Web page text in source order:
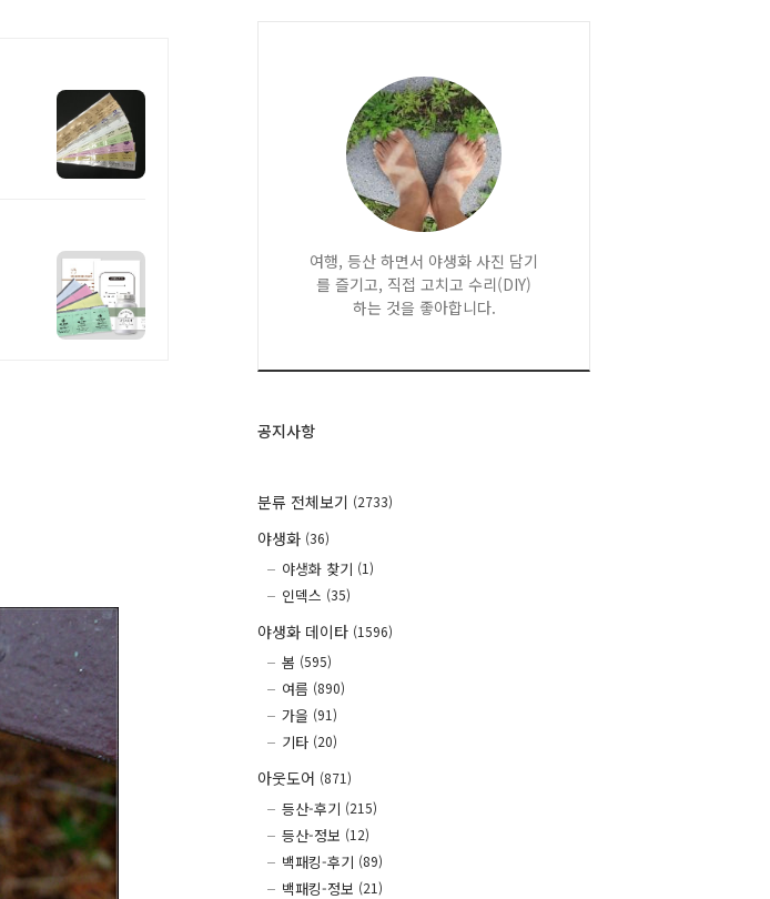
여행, 등산 하면서 야생화 사진 담기
를 즐기고, 직접 고치고 수리(DIY)
하는 것을 좋아합니다.
공지사항
분류 전체보기 (2733)
야생화 (36)
야생화 찾기 (1)
인덱스 (35)
야생화 데이타 (1596)
봄 (595)
여름 (890)
가을 (91)
기타 (20)
아웃도어 (871)
등산-후기 (215)
등산-정보 (12)
백패킹-후기 (89)
백패킹-정보 (21)